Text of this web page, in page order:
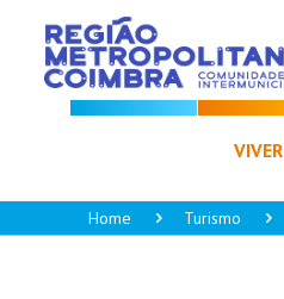
VIVER
Home Turismo